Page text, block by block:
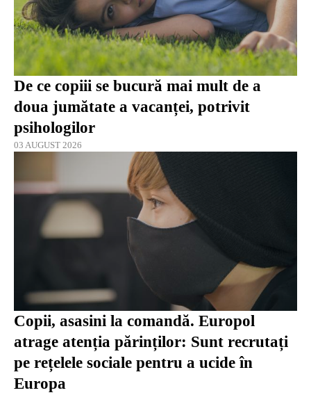
De ce copiii se bucură mai mult de a
doua jumătate a vacanței, potrivit
psihologilor
03 AUGUST 2026
Copii, asasini la comandă. Europol
atrage atenția părinților: Sunt recrutați
pe rețelele sociale pentru a ucide în
Europa